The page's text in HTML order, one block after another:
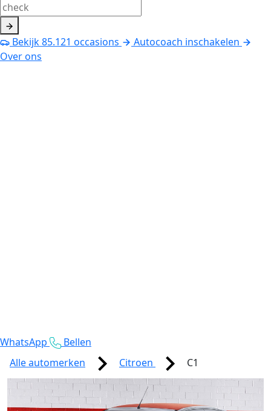
Bekijk85.121 occasions
Autocoach inschakelen
Over ons
WhatsApp
Bellen
Alle automerken
Citroen C1